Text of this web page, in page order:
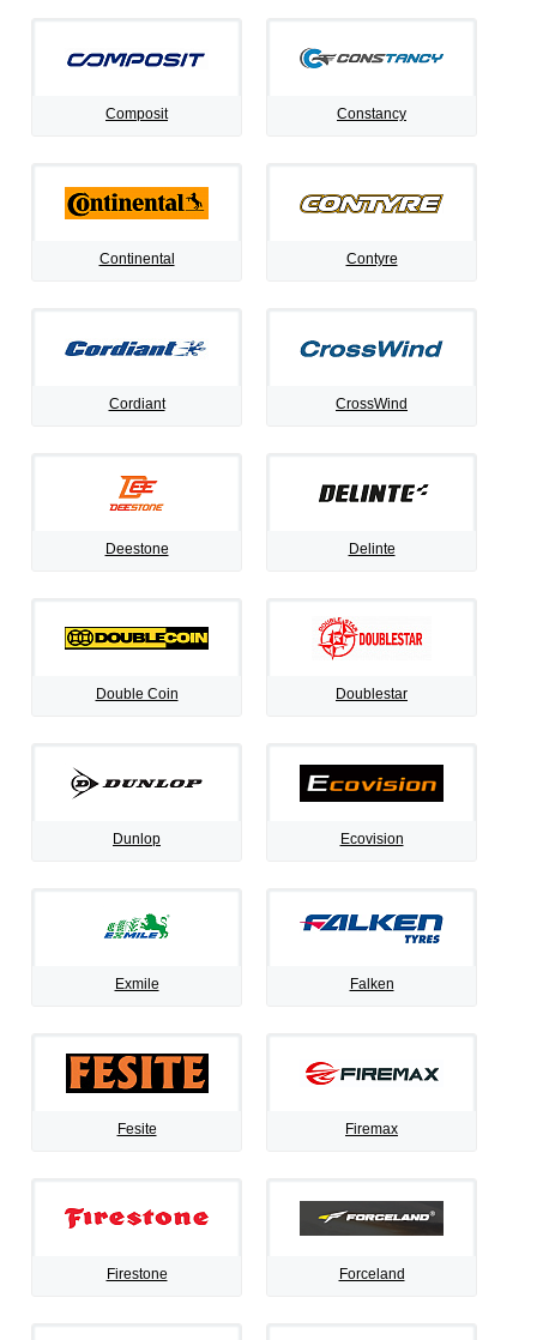
Composit Constancy
Continental Contyre
Cordiant CrossWind
Deestone Delinte
Double Coin Doublestar
Dunlop Ecovision
Exmile Falken
Fesite Firemax
Firestone Forceland